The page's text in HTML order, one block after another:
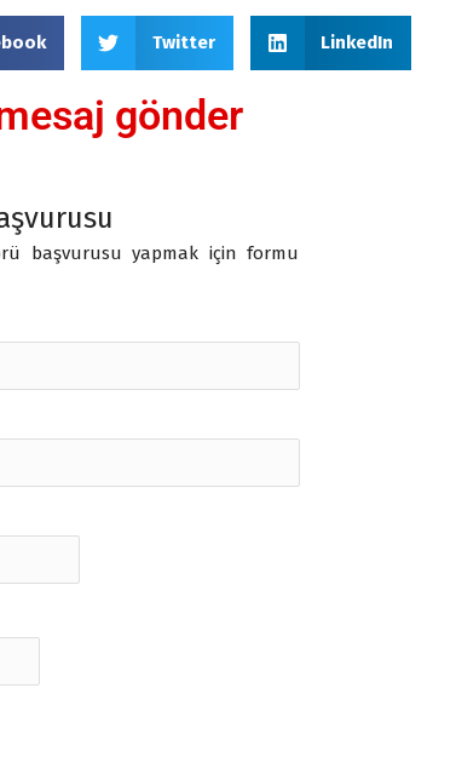
Twitter LinkedIn
gönder
başvurusu yapmak için formu